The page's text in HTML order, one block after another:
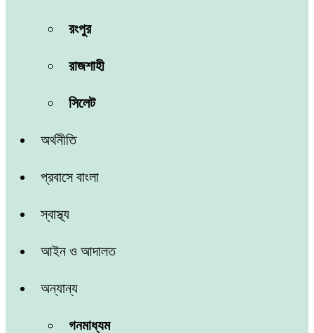
রংপুর
রাজশাহী
সিলেট
অর্থনীতি
প্রবাসে বাংলা
স্বাস্থ্য
আইন ও আদালত
অন্যান্য
গনমাধ্যম